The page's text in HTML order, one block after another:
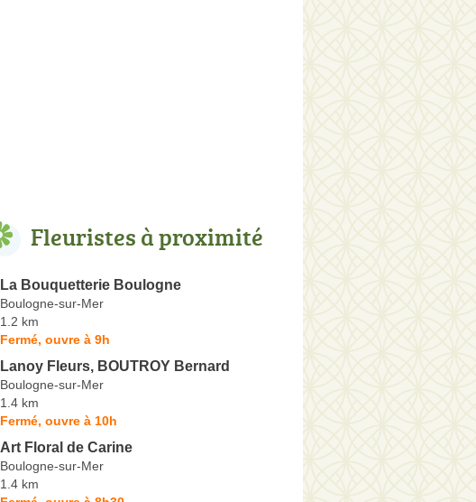
Fleuristes à proximité
La Bouquetterie Boulogne
Boulogne-sur-Mer
1.2 km
Fermé, ouvre à 9h
Lanoy Fleurs, BOUTROY Bernard
Boulogne-sur-Mer
1.4 km
Fermé, ouvre à 10h
Art Floral de Carine
Boulogne-sur-Mer
1.4 km